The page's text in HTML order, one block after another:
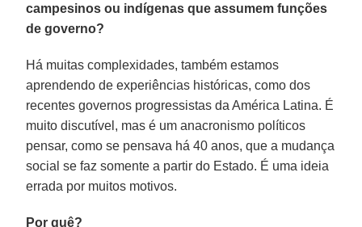
campesinos ou indígenas que assumem funções
de governo?
Há muitas complexidades, também estamos
aprendendo de experiências históricas, como dos
recentes governos progressistas da América Latina. É
muito discutível, mas é um anacronismo políticos
pensar, como se pensava há 40 anos, que a mudança
social se faz somente a partir do Estado. É uma ideia
errada por muitos motivos.
Por quê?